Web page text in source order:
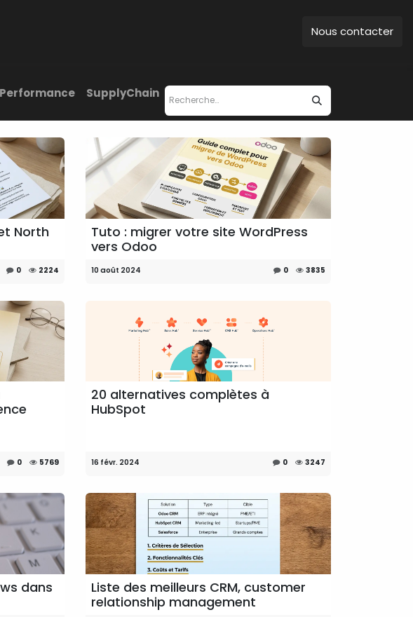
Nous contacter
Performance SupplyChain
North
0 2224
Tuto : migrer votre site WordPress
vers Odoo
10 août 2024 0 3835
0 5769
20 alternatives complètes à
HubSpot
16 févr. 2024 0 3247
dans
Liste des meilleurs CRM, customer
relationship management